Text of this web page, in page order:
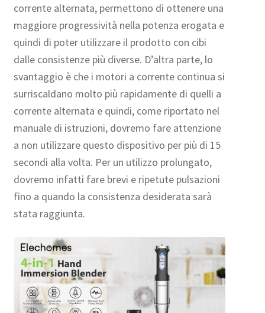
corrente alternata, permettono di ottenere una
maggiore progressività nella potenza erogata e
quindi di poter utilizzare il prodotto con cibi
dalle consistenze più diverse. D’altra parte, lo
svantaggio è che i motori a corrente continua si
surriscaldano molto più rapidamente di quelli a
corrente alternata e quindi, come riportato nel
manuale di istruzioni, dovremo fare attenzione
a non utilizzare questo dispositivo per più di 15
secondi alla volta. Per un utilizzo prolungato,
dovremo infatti fare brevi e ripetute pulsazioni
fino a quando la consistenza desiderata sarà
stata raggiunta.